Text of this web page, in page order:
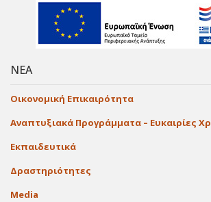
ΝΕΑ
Οικονομική Επικαιρότητα
Αναπτυξιακά Προγράμματα – Ευκαιρίες
Εκπαιδευτικά
Δραστηριότητες
Media